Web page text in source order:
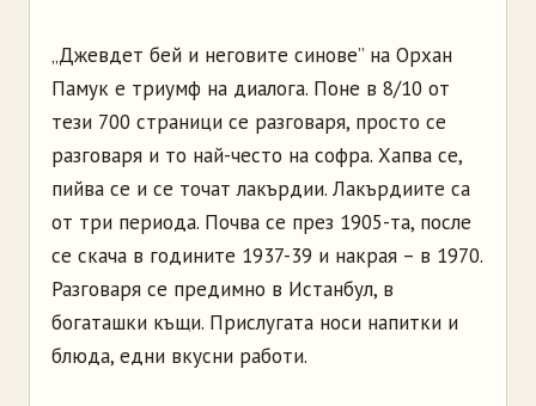
„Джевдет бей и неговите синове” на Орхан
Памук е триумф на диалога. Поне в 8/10 от
тези 700 страници се разговаря, просто се
разговаря и то най-често на софра. Хапва се,
пийва се и се точат лакърдии. Лакърдиите са
от три периода. Почва се през 1905-та, после
се скача в годините 1937-39 и накрая – в 1970.
Разговаря се предимно в Истанбул, в
богаташки къщи. Прислугата носи напитки и
блюда, едни вкусни работи.